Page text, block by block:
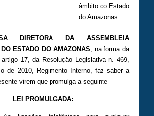
âmbito do Estado
do Amazonas.
DIRETORA DA ASSEMBLEIA
ESTADO DO AMAZONAS , na forma da
17, da Resolução Legislativa n. 469,
de 2010, Regimento Interno, faz saber a
virem que promulga a seguinte
LEI PROMULGADA: